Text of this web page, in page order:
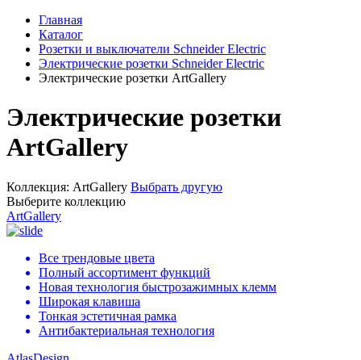
Главная
Каталог
Розетки и выключатели Schneider Electric
Электрические розетки Schneider Electric
Электрические розетки ArtGallery
Электрические розетки
ArtGallery
Коллекция: ArtGallery Выбрать другую
Выберите коллекцию
ArtGallery
Все трендовые цвета
Полный ассортимент функций
Новая технология быстрозажимных клемм
Широкая клавиша
Тонкая эстетичная рамка
Антибактериальная технология